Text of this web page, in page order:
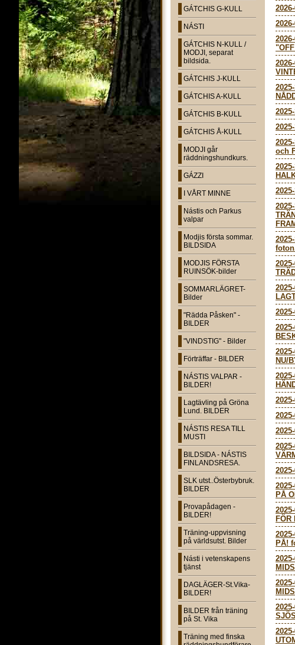
GÁTCHIS G-KULL
NÁSTI
GÁTCHIS N-KULL /
MODJI, separat
bildsida.
GÁTCHIS J-KULL
GÁTCHIS A-KULL
GÁTCHIS B-KULL
GÁTCHIS Å-KULL
MODJI går
räddningshundkurs.
GÁZZI
I VÅRT MINNE
Nástis och Parkus
valpar
Modjis första sommar.
BILDSIDA
MODJIS FÖRSTA
RUINSÖK-bilder
SOMMARLÄGRET-
Bilder
"Rädda Påsken" -
BILDER
"VINDSTIG" - Bilder
Förträffar - BILDER
NÁSTIS VALPAR -
BILDER!
Lagtävling på Gröna
Lund. BILDER
NÁSTIS RESA TILL
MUSTI
BILDSIDA - NÁSTIS
FINLANDSRESA.
SLK utst..Österbybruk.
BILDER
Provapådagen -
BILDER!
Träning-uppvisning
på världsutst. Bilder
Násti i vetenskapens
tjänst
DAGLÄGER-St.Vika-
BILDER!
BILDER från träning
på St. Vika
Träning med finska
och
NU/
PÅ
FÖR
PÅ!